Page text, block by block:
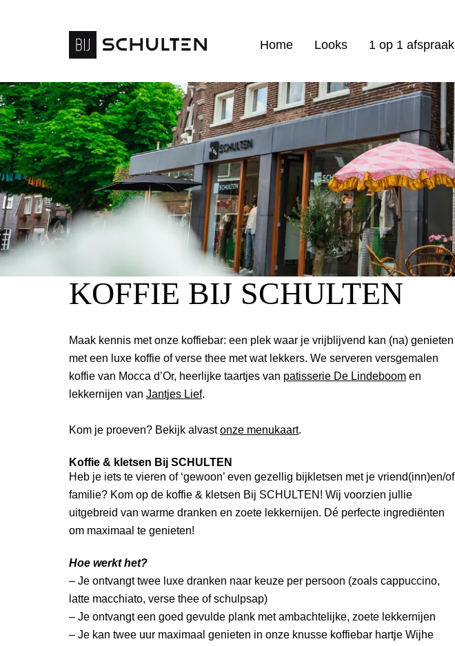
Home Looks 1 op 1 afspraak
KOFFIE BIJ SCHULTEN
Maak kennis met onze koffiebar: een plek waar je vrijblijvend kan (na) genieten
met een luxe koffie of verse thee met wat lekkers. We serveren versgemalen
koffie van Mocca d’Or, heerlijke taartjes van patisserie De Lindeboom en
lekkernijen van Jantjes Lief.
Kom je proeven? Bekijk alvastonze menukaart.
Koffie & kletsen Bij SCHULTEN
Heb je iets te vieren of ‘gewoon’ even gezellig bijkletsen met je vriend(inn)en/of
familie? Kom op de koffie & kletsen Bij SCHULTEN! Wij voorzien jullie
uitgebreid van warme dranken en zoete lekkernijen. Dé perfecte ingrediënten
om maximaal te genieten!
Hoe werkt het?
– Je ontvangt twee luxe dranken naar keuze per persoon (zoals cappuccino,
latte macchiato, verse thee of schulpsap)
– Je ontvangt een goed gevulde plank met ambachtelijke, zoete lekkernijen
– Je kan twee uur maximaal genieten in onze knusse koffiebar hartje Wijhe